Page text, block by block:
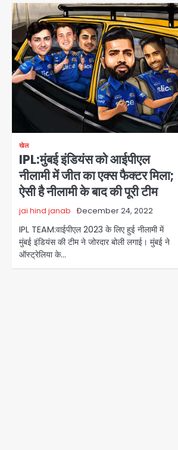
खेल
IPL:मुंबई इंडियंस को आईपीएल
नीलामी में जीत का एक्स फैक्टर मिला;
ऐसी है नीलामी के बाद की पूरी टीम
jai hind janab December 24, 2022
IPL TEAM:वाईपीएल 2023 के लिए हुई नीलामी में
मुंबई इंडियंस की टीम ने जोरदार बोली लगाई। मुंबई ने
ऑस्ट्रेलिया के…